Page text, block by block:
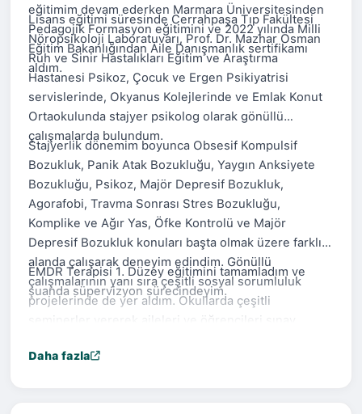
eğitimim devam ederken Marmara Üniversitesinden
Pedagojik Formasyon eğitimini ve 2022 yılında Milli
Eğitim Bakanlığından Aile Danışmanlık sertifikamı
aldım.
Lisans eğitimi süresinde Cerrahpaşa Tıp Fakültesi
Nöropsikoloji Laboratuvarı, Prof. Dr. Mazhar Osman
Ruh ve Sinir Hastalıkları Eğitim ve Araştırma
Hastanesi Psikoz, Çocuk ve Ergen Psikiyatrisi
servislerinde, Okyanus Kolejlerinde ve Emlak Konut
Ortaokulunda stajyer psikolog olarak gönüllü
çalışmalarda bulundum.
Stajyerlik dönemim boyunca Obsesif Kompulsif
Bozukluk, Panik Atak Bozukluğu, Yaygın Anksiyete
Bozukluğu, Psikoz, Majör Depresif Bozukluk,
Agorafobi, Travma Sonrası Stres Bozukluğu,
Komplike ve Ağır Yas, Öfke Kontrolü ve Majör
Depresif Bozukluk konuları başta olmak üzere farklı
alanda çalışarak deneyim edindim. Gönüllü
çalışmalarının yanı sıra çeşitli sosyal sorumluluk
projelerinde de yer aldım. Okullarda çeşitli
seminerler vererek aileleri ve öğrencileri sınav
düşüncelerin sınav motivasyonunun önüne
EMDR Terapisi 1. Düzey eğitimini tamamladım ve
şuanda süpervizyon sürecindeyim.
Daha fazla